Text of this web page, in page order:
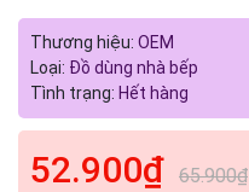
Thương hiệu: OEM
Loại: Đồ dùng nhà bếp
Tình trạng: Hết hàng
52.900₫ 65.900₫